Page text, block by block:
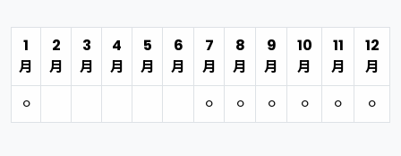
1
月
2
月
3
月
4
月
5
月
6
月
7
月
8
月
9
月
10
月
11
月
12
月
⚪︎
⚪︎ ⚪︎ ⚪︎ ⚪︎ ⚪︎ ⚪︎